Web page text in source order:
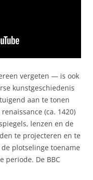
vergeten — is ook
kunstgeschiedenis
aan te tonen
(ca. 1420)
lenzen en de
te projecteren en te
plotselinge toename
periode. De BBC